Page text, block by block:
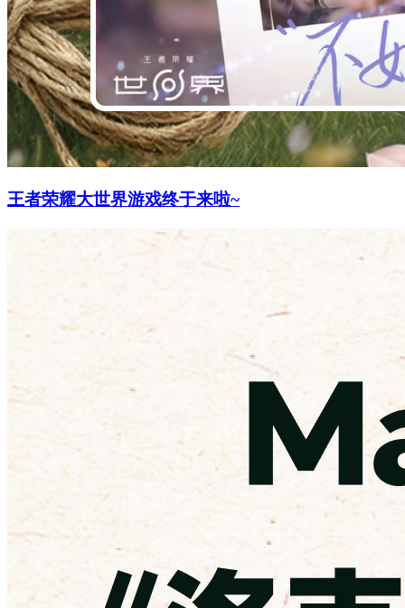
王者荣耀大世界游戏终于来啦~